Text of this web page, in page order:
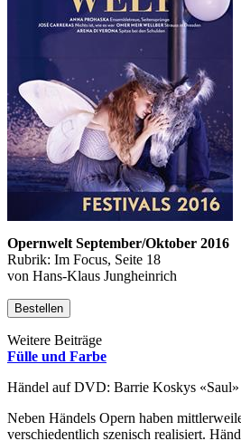
Opernwelt September/Oktober 2016
Rubrik: Im Focus, Seite 18
von Hans-Klaus Jungheinrich
Bestellen
Weitere Beiträge
Fülle und Farbe
Händel auf DVD: Barrie Koskys
Neben Händels Opern haben
verschiedentlich szenisch realisiert.